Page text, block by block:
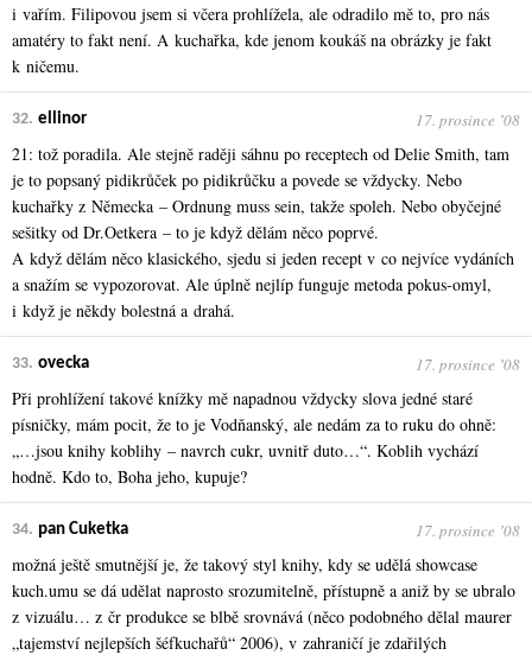
i vařím. Filipovou jsem si včera prohlížela, ale odradilo mě to, pro nás
amatéry to fakt není. A kuchařka, kde jenom koukáš na obrázky je fakt
k ničemu.
32. ellinor 17. prosince ʼ08
21: tož poradila. Ale stejně raději sáhnu po receptech od Delie Smith, tam
je to popsaný pidikrůček po pidikrůčku a povede se vždycky. Nebo
kuchařky z Německa – Ordnung muss sein, takže spoleh. Nebo obyčejné
sešitky od Dr.Oetkera – to je když dělám něco poprvé.
A když dělám něco klasického, sjedu si jeden recept v co nejvíce vydáních
a snažím se vypozorovat. Ale úplně nejlíp funguje metoda pokus-omyl,
i když je někdy bolestná a drahá.
33. ovecka 17. prosince ʼ08
Při prohlížení takové knížky mě napadnou vždycky slova jedné staré
písničky, mám pocit, že to je Vodňanský, ale nedám za to ruku do ohně:
„…jsou knihy koblihy – navrch cukr, uvnitř duto…“. Koblih vychází
hodně. Kdo to, Boha jeho, kupuje?
34. pan Cuketka 17. prosince ʼ08
možná ještě smutnější je, že takový styl knihy, kdy se udělá showcase
kuch.umu se dá udělat naprosto srozumitelně, přístupně a aniž by se ubralo
z vizuálu… z čr produkce se blbě srovnává (něco podobného dělal maurer
„tajemství nejlepších šéfkuchařů“ 2006), v zahraničí je zdařilých